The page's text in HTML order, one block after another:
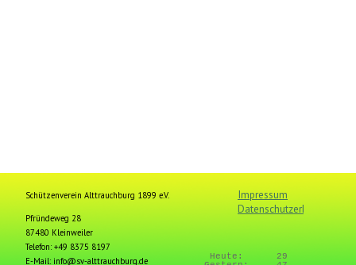
Impressum
Datenschutzerklärung
Schützenverein Alttrauchburg 1899 e.V.
Pfründeweg 28
87480 Kleinweiler
Telefon: +49 8375 8197
E-Mail: info@sv-alttrauchburg.de
Heute:
29